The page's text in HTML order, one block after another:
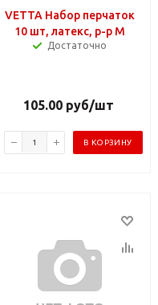
VETTA Набор перчаток
10 шт, латекс, р-р M
Достаточно
105.00руб/шт
В КОРЗИНУ